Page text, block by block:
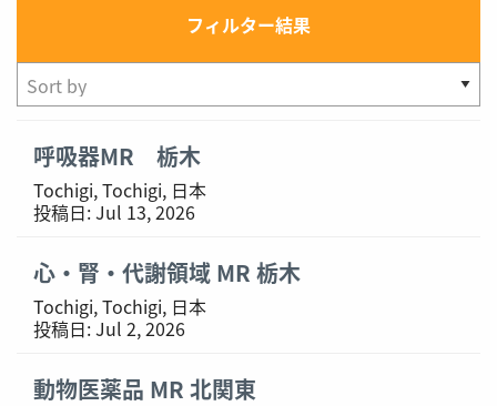
フィルター結果
results
呼吸器MR 栃木
Tochigi, Tochigi, 日本
投稿日:Jul 13, 2026
心・腎・代謝領域 MR 栃木
Tochigi, Tochigi, 日本
投稿日:Jul 2, 2026
動物医薬品 MR 北関東